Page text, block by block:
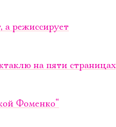
а режиссирует
на пяти страницах
Фоменко“